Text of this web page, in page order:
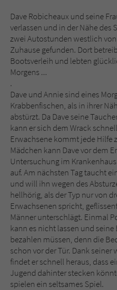
Dave Robicheaux und seine
verlassen und in der Nähe des
zwei Autostunden westlich von
Zuhause gefunden. Dort
Bootsverleih und lebten
Morgens ...
.
Dave und Annie sind eines
Krabbenfischen, als in ihrer
abstürzt. Da Dave seine
kann er sich dem Wrack
Erwachsene kommt jede Hilfe
Mädchen kann Dave vor dem
Untersuchung im
auf. Am nächsten Tag taucht
und will ihn wegen des
hellhörig, als der Typ nur von
Erwachsenen spricht,
Männer unterschlägt. Einmal
kann es nicht lassen und
bezahlen müssen, denn die
schon vor der Tür. Dank
findet er schnell heraus, dass
Jugend dahinter stecken
spielen ein seltsames Spiel.